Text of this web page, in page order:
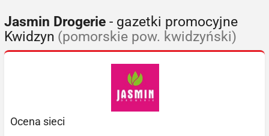
Jasmin Drogerie - gazetki promocyjne
Kwidzyn (pomorskie pow. kwidzyński)
Ocena sieci